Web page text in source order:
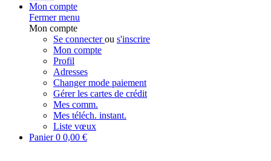
Mon compte
Fermer menu
Mon compte
Se connecterou s'inscrire
Mon compte
Profil
Adresses
Changer mode paiement
Gérer les cartes de crédit
Mes comm.
Mes téléch. instant.
Liste vœux
Panier0 0,00 €